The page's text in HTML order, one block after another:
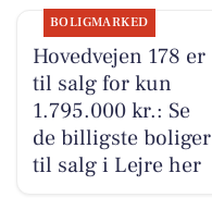
BOLIGMARKED
Hovedvejen 178 er
til salg for kun
1.795.000 kr.: Se
de billigste boliger
til salg i Lejre her